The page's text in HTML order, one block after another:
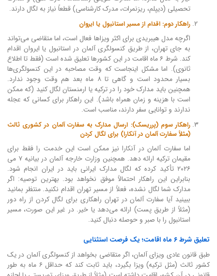
تحصیلی (دیپلم، ریزنمرات، مدرک کارشناسی) قطعاً نیاز به لگال دارند.
راهکار دوم: اقدام از مسیر استانبول یا ایروان
اگرچه مدل هیبریدی برای اکثر ویزاها فعال است، اما متقاضی می‌تواند
به جای تهران، از طریق کنسولگری آلمان در استانبول یا ایروان اقدام
کند. شرط ۶ ماه اقامت در این کشورها تعلیق شده است (فقط تا اطلاع
ثانوی). اما مشکل اینجاست که وقت مصاحبه در این کنسولگری‌ها
بسیار محدود است و گاهی تا ۸ ماه بعد هم وقت وجود ندارد.
همچنین باید مدارک خود را در ترکیه یا ارمنستان لگال کنید (که ممکن
است با هزینه و زمان همراه باشد). این راهکار برای کسانی که عجله
ندارند و توانایی سفر دارند، مناسب است.
راهکار سوم (پرریسک): ارسال مدارک به سفارت آلمان در کشوری ثالث
(مثلاً سفارت آلمان در آنکارا) برای لگال کردن
اما سفارت آلمان در آنکارا نیز ممکن است این خدمت را فقط برای
مقیمان ترکیه ارائه دهد. همچنین وزارت خارجه آلمان در بیانیه ۷ می
۲۰۲۶ تأکید کرده که لگال مدارک ایرانی باید در ایران انجام شود.
بنابراین این راهکار احتمالاً موفق نخواهد بود. بهترین توصیه: اگر
مدارک شما لگال نشده، فعلاً از مسیر تهران اقدام نکنید. منتظر بمانید
ببینید آیا سفارت آلمان در تهران راهکاری برای لگال کردن از راه دور
(مثلاً از طریق پست) ارائه می‌دهد یا خیر. در غیر این صورت، مسیر
استانبول را با صبر و حوصله دنبال کنید.
تعلیق شرط ۶ ماه اقامت؛ یک فرصت استثنایی
طبق قانون عادی ویزای آلمان، اگر متقاضی بخواهد از کنسولگری آلمان در یک
کشور ثالث (مثل ترکیه) ویزا بگیرد، باید ثابت کند که حداقل ۶ ماه به طور